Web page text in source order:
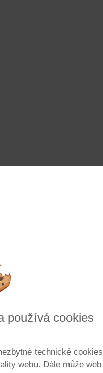
používá cookies
technické cookies
webu. Dále může web